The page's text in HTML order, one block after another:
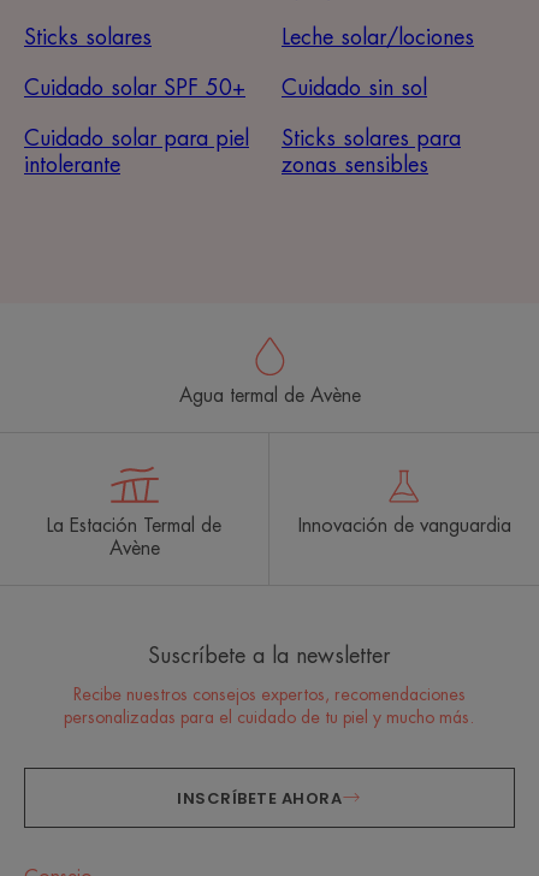
Sticks solares Leche solar/lociones
Cuidado solar SPF 50+ Cuidado sin sol
Cuidado solar para piel
intolerante
Sticks solares para
zonas sensibles
Agua termal de Avène
La Estación Termal de
Avène
Innovación de vanguardia
Suscríbete a la newsletter
Recibe nuestros consejos expertos, recomendaciones
personalizadas para el cuidado de tu piel y mucho más.
INSCRÍBETE AHORA